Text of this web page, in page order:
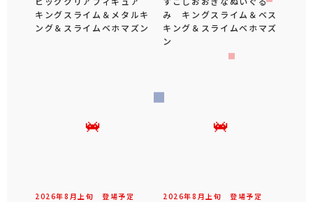
キングスライム＆メタルキ
ング＆スライムベホマズン
み キングスライム＆ベス
キング＆スライムベホマズ
ン
2026年8 月 上旬 登場予定 2026年8 月 上旬 登場予定